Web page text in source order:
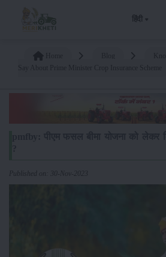
हिंदी
Published on: 30-Nov-2023